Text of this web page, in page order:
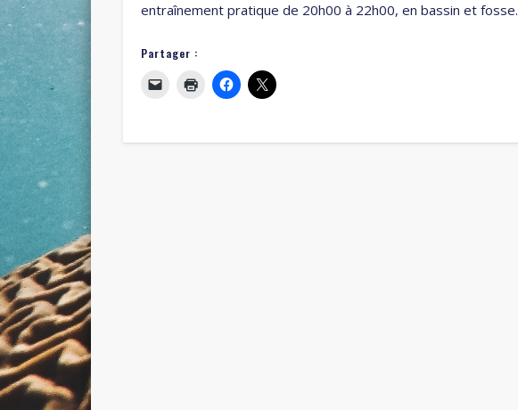
entraînement pratique de 20h00 à 22h00, en bassin et fosse.
Partager :